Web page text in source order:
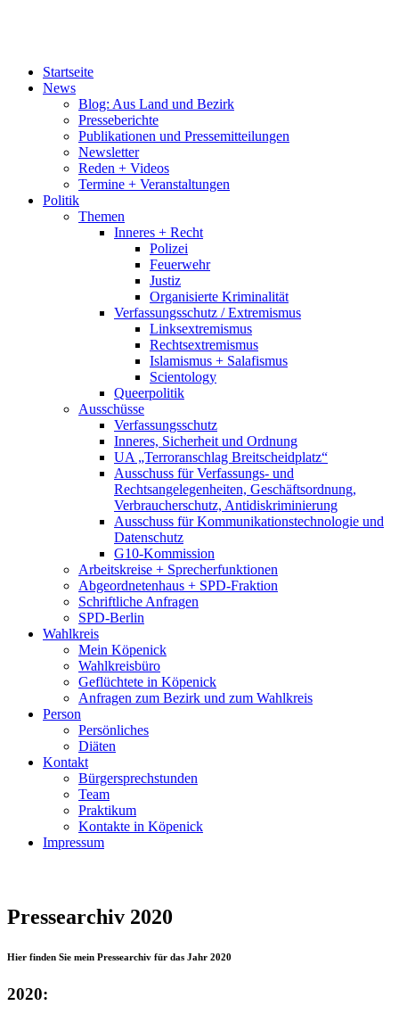
Startseite
News
Blog: Aus Land und Bezirk
Presseberichte
Publikationen und Pressemitteilungen
Newsletter
Reden + Videos
Termine + Veranstaltungen
Politik
Themen
Inneres + Recht
Polizei
Feuerwehr
Justiz
Organisierte Kriminalität
Verfassungsschutz / Extremismus
Linksextremismus
Rechtsextremismus
Islamismus + Salafismus
Scientology
Queerpolitik
Ausschüsse
Verfassungsschutz
Inneres, Sicherheit und Ordnung
UA „Terroranschlag Breitscheidplatz“
Ausschuss für Verfassungs- und
Rechtsangelegenheiten, Geschäftsordnung,
Verbraucherschutz, Antidiskriminierung
Ausschuss für Kommunikationstechnologie und
Datenschutz
G10-Kommission
Arbeitskreise + Sprecherfunktionen
Abgeordnetenhaus + SPD-Fraktion
Schriftliche Anfragen
SPD-Berlin
Wahlkreis
Mein Köpenick
Wahlkreisbüro
Geflüchtete in Köpenick
Anfragen zum Bezirk und zum Wahlkreis
Person
Persönliches
Diäten
Kontakt
Bürgersprechstunden
Team
Praktikum
Kontakte in Köpenick
Impressum
Pressearchiv 2020
Hier finden Sie mein Pressearchiv für das Jahr 2020
2020: